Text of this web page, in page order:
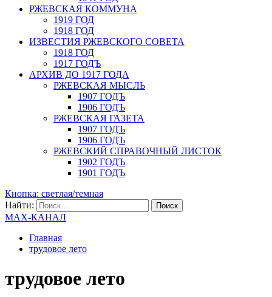
РЖЕВСКАЯ КОММУНА
1919 ГОД
1918 ГОД
ИЗВЕСТИЯ РЖЕВСКОГО СОВЕТА
1918 ГОД
1917 ГОДЪ
АРХИВ ДО 1917 ГОДА
РЖЕВСКАЯ МЫСЛЬ
1907 ГОДЪ
1906 ГОДЪ
РЖЕВСКАЯ ГАЗЕТА
1907 ГОДЪ
1906 ГОДЪ
РЖЕВСКИЙ СПРАВОЧНЫЙ ЛИСТОК
1902 ГОДЪ
1901 ГОДЪ
Кнопка: светлая/темная
Найти:
MAX-КАНАЛ
Главная
трудовое лето
трудовое лето